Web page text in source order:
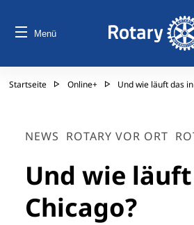
Menü
Startseite Online+ Und wie läuft das
NEWS ROTARY VOR ORT
Und wie
Chicago?